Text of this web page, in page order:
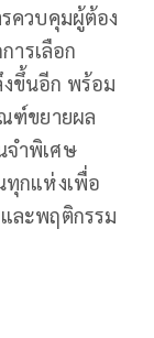
ควบคุมผู้ต้อง
ารเลือก
ขึ้นอีก พร้อม
ฑ์ขยายผล
จำพิเศษ
ทุกแห่งเพื่อ
ละพฤติกรรม